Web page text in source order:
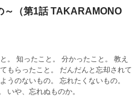
～（第1話 TAKARAMONO
。 知ったこと。 分かったこと。 教え
もらったこと。 だんだんと忘却されて
うのないもの。 忘れたくないもの。
いや、忘れぬものか。